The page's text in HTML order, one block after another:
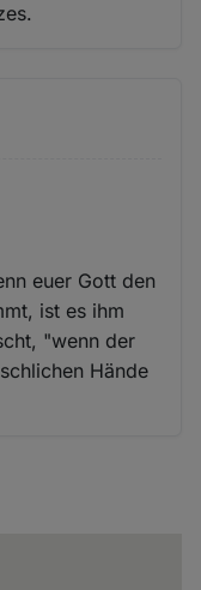
euer Gott den
ist es ihm
"wenn der
Hände